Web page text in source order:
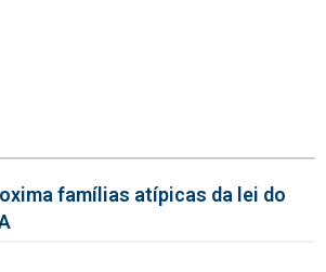
famílias atípicas da lei do